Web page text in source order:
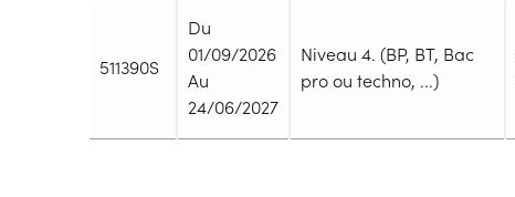
511390S
Du
01/09/2026
Au
24/06/2027
Niveau 4. (BP, BT, Bac
pro ou techno, ...)